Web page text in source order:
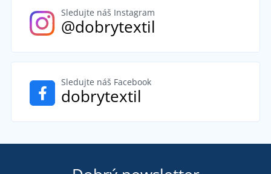
Sledujte náš Instagram
@dobrytextil
Sledujte náš Facebook
dobrytextil